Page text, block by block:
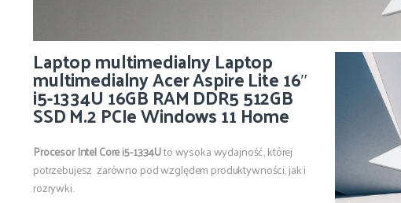
Laptop multimedialny Laptop
multimedialny Acer Aspire Lite 16″
i5-1334U 16GB RAM DDR5 512GB
SSD M.2 PCIe Windows 11 Home
Procesor Intel Core i5-1334Uto wysoka wydajność, której
potrzebujesz zarówno pod względem produktywności, jak i
rozrywki.